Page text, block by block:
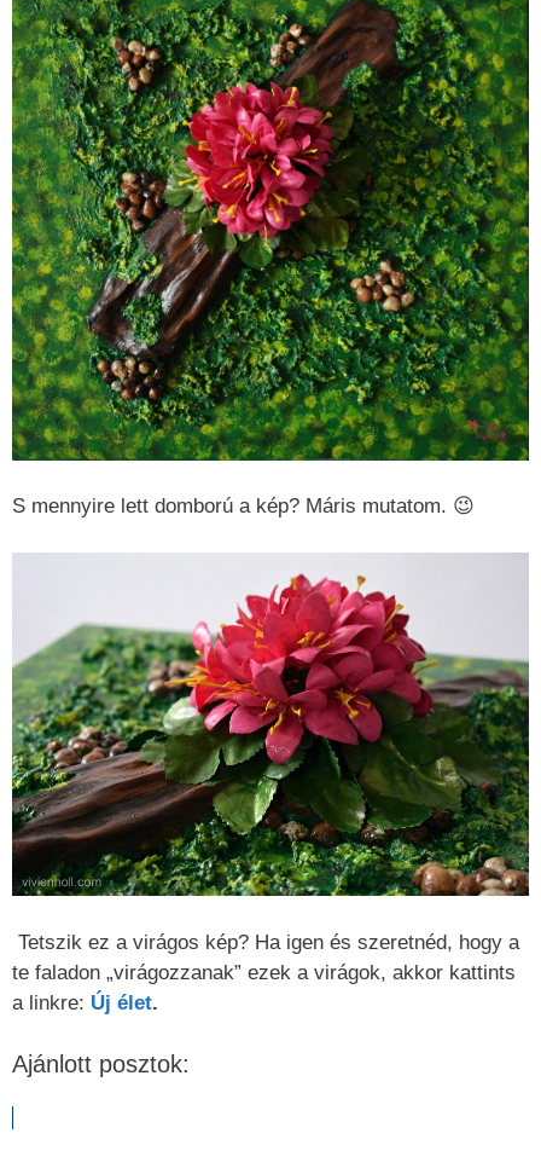
S mennyire lett domború a kép? Máris mutatom. 😉
Tetszik ez a virágos kép? Ha igen és szeretnéd, hogy a
te faladon „virágozzanak” ezek a virágok, akkor kattints
a linkre: Új élet.
Ajánlott posztok: